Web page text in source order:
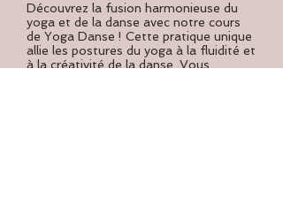
Découvrez la fusion harmonieuse du
yoga et de la danse avec notre cours
de Yoga Danse ! Cette pratique unique
allie les postures du yoga à la fluidité et
à la créativité de la danse. Vous